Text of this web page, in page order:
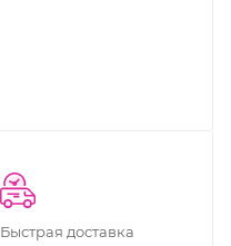
Быстрая доставка